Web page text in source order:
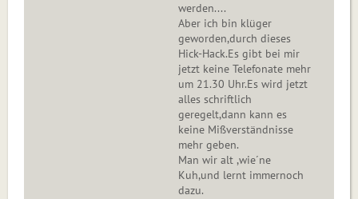
werden....
Aber ich bin klüger
geworden,durch dieses
Hick-Hack.Es gibt bei mir
jetzt keine Telefonate mehr
um 21.30 Uhr.Es wird jetzt
alles schriftlich
geregelt,dann kann es
keine Mißverständnisse
mehr geben.
Man wir alt ,wie´ne
Kuh,und lernt immernoch
dazu.